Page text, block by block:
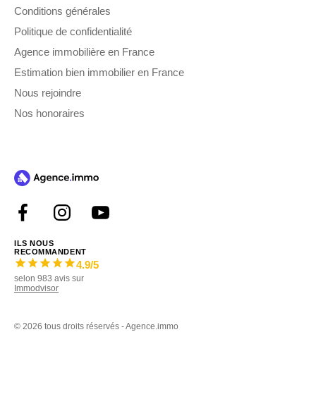
Conditions générales
Politique de confidentialité
Agence immobilière en France
Estimation bien immobilier en France
Nous rejoindre
Nos honoraires
ILS NOUS
RECOMMANDENT
4.9/5
selon 983 avis sur
Immodvisor
© 2026 tous droits réservés - Agence.immo